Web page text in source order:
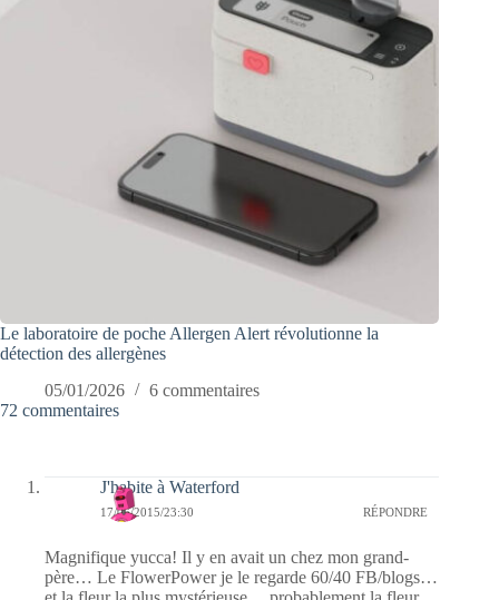
Le laboratoire de poche Allergen Alert révolutionne la
détection des allergènes
05/01/2026
6 commentaires
72 commentaires
J'habite à Waterford
17/06/2015/23:30 RÉPONDRE
Magnifique yucca! Il y en avait un chez mon grand-
père… Le FlowerPower je le regarde 60/40 FB/blogs…